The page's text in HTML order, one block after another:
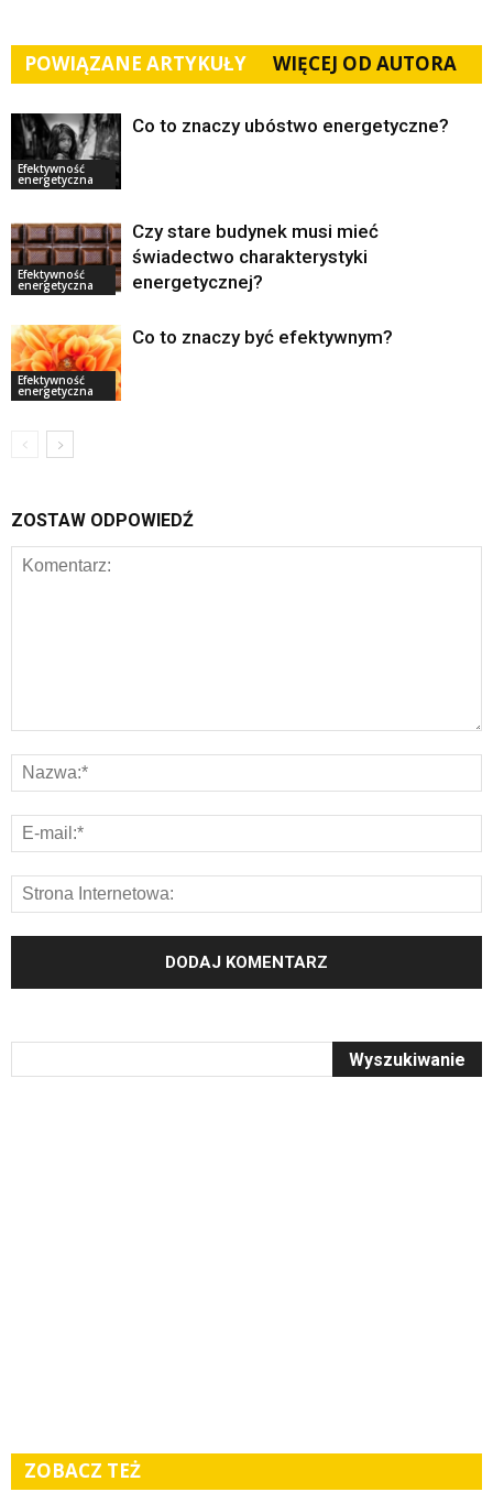
POWIĄZANE ARTYKUŁY WIĘCEJ OD AUTORA
Efektywność
energetyczna
Co to znaczy ubóstwo energetyczne?
Efektywność
energetyczna
Czy stare budynek musi mieć
świadectwo charakterystyki
energetycznej?
Efektywność
energetyczna
Co to znaczy być efektywnym?
ZOSTAW ODPOWIEDŹ
ZOBACZ TEŻ